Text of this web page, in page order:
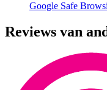
Google Safe
Reviews van